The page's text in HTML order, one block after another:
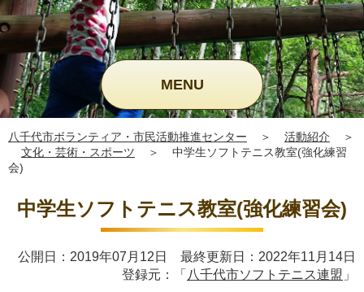
MENU
八千代市ボランティア・市民活動推進センター ＞ 活動紹介
＞
文化・芸術・スポーツ
＞
中学生ソフトテニス教室(強化練習
会)
中学生ソフトテニス教室(強化練習会)
公開日：2019年07月12日 最終更新日：2022年11月14日
登録元：「 八千代市ソフトテニス連盟 」